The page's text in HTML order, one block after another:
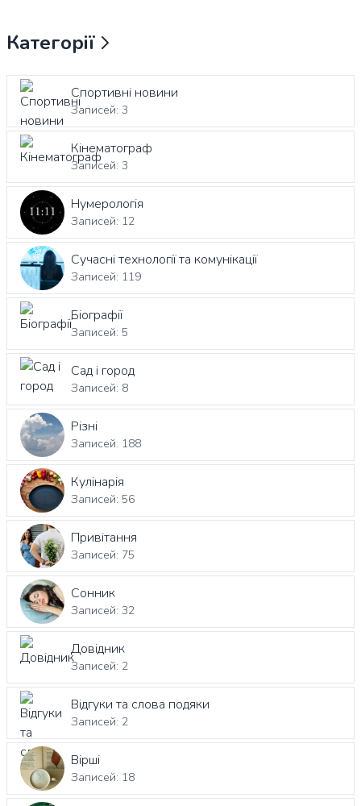
Категорії
Спортивні новини
Записей: 3
Кінематограф
Записей: 3
Нумерологія
Записей: 12
Сучасні технології та комунікації
Записей: 119
Біографії
Записей: 5
Сад і город
Записей: 8
Різні
Записей: 188
Кулінарія
Записей: 56
Привітання
Записей: 75
Сонник
Записей: 32
Довідник
Записей: 2
Відгуки та слова подяки
Записей: 2
Вірші
Записей: 18